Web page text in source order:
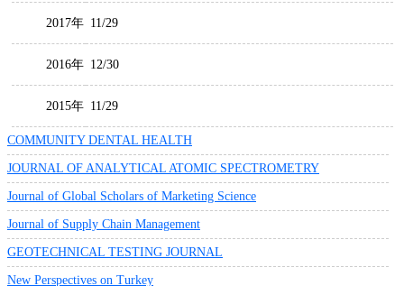
2017年 11/29
2016年 12/30
2015年 11/29
COMMUNITY DENTAL HEALTH
JOURNAL OF ANALYTICAL ATOMIC SPECTROMETRY
Journal of Global Scholars of Marketing Science
Journal of Supply Chain Management
GEOTECHNICAL TESTING JOURNAL
New Perspectives on Turkey